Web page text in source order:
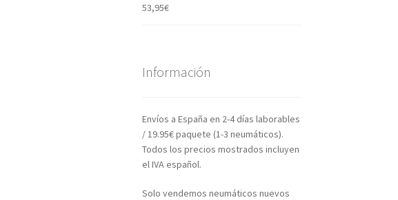
53,95€
Información
Envíos a España en 2-4 días laborables
/ 19.95€ paquete (1-3 neumáticos).
Todos los precios mostrados incluyen
el IVA español.
Solo vendemos neumáticos nuevos